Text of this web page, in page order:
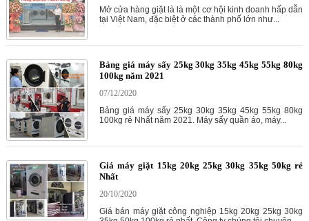
Mở cửa hàng giặt là là một cơ hội kinh doanh hấp dẫn
tại Việt Nam, đặc biệt ở các thành phố lớn như...
Bảng giá máy sấy 25kg 30kg 35kg 45kg 55kg 80kg
100kg năm 2021
07/12/2020
Bảng giá máy sấy 25kg 30kg 35kg 45kg 55kg 80kg
100kg rẻ Nhất năm 2021. Máy sấy quần áo, máy...
Giá máy giặt 15kg 20kg 25kg 30kg 35kg 50kg rẻ
Nhất
20/10/2020
Giá bán máy giặt công nghiệp 15kg 20kg 25kg 30kg